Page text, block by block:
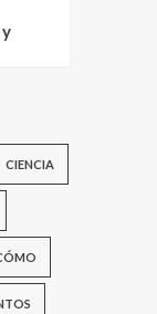
CIENCIA